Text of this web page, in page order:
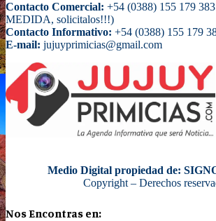
Contacto Comercial: +54 (0388) 155 179
MEDIDA, solicitalos!!!)
Contacto Informativo: +54 (0388) 155 179
E-mail: jujuyprimicias@gmail.com
Medio Digital propiedad de:
Copyright – Derechos
Nos Encontras en: